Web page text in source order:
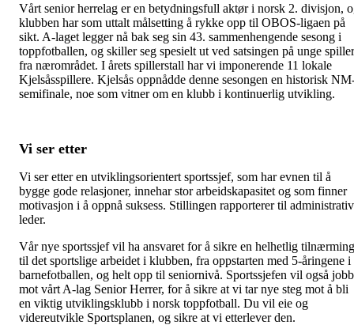
Vårt senior herrelag er en betydningsfull aktør i norsk 2. divisjon,
klubben har som uttalt målsetting å rykke opp til OBOS-ligaen på
sikt. A-laget legger nå bak seg sin 43. sammenhengende sesong i
toppfotballen, og skiller seg spesielt ut ved satsingen på unge
fra nærområdet. I årets spillerstall har vi imponerende 11 lokale
Kjelsåsspillere. Kjelsås oppnådde denne sesongen en historisk
semifinale, noe som vitner om en klubb i kontinuerlig utvikling.
Vi ser etter
Vi ser etter en utviklingsorientert sportssjef, som har evnen til å
bygge gode relasjoner, innehar stor arbeidskapasitet og som finner
motivasjon i å oppnå suksess. Stillingen rapporterer til administrativ
leder.
Vår nye sportssjef vil ha ansvaret for å sikre en helhetlig tilnærming
til det sportslige arbeidet i klubben, fra oppstarten med 5-åringene i
barnefotballen, og helt opp til seniornivå. Sportssjefen vil også
mot vårt A-lag Senior Herrer, for å sikre at vi tar nye steg mot å bli
en viktig utviklingsklubb i norsk toppfotball. Du vil eie og
videreutvikle Sportsplanen, og sikre at vi etterlever den.